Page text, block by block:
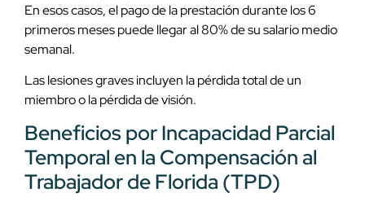
En esos casos, el pago de la prestación durante los 6
primeros meses puede llegar al 80% de su salario medio
semanal.
Las lesiones graves incluyen la pérdida total de un
miembro o la pérdida de visión.
Beneficios por Incapacidad Parcial
Temporal en la Compensación al
Trabajador de Florida (TPD)